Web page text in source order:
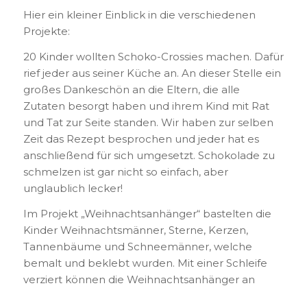
Hier ein kleiner Einblick in die verschiedenen
Projekte:
20 Kinder wollten Schoko-Crossies machen. Dafür
rief jeder aus seiner Küche an. An dieser Stelle ein
großes Dankeschön an die Eltern, die alle
Zutaten besorgt haben und ihrem Kind mit Rat
und Tat zur Seite standen. Wir haben zur selben
Zeit das Rezept besprochen und jeder hat es
anschließend für sich umgesetzt. Schokolade zu
schmelzen ist gar nicht so einfach, aber
unglaublich lecker!
Im Projekt „Weihnachtsanhänger“ bastelten die
Kinder Weihnachtsmänner, Sterne, Kerzen,
Tannenbäume und Schneemänner, welche
bemalt und beklebt wurden. Mit einer Schleife
verziert können die Weihnachtsanhänger an